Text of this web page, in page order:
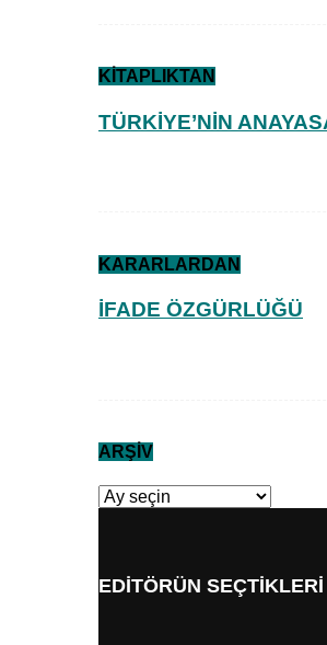
KİTAPLIKTAN
TÜRKİYE’NİN
KARARLARDAN
İFADE ÖZGÜRLÜĞÜ
ARŞİV
ARŞİV
EDİTÖRÜN SEÇTİKLERİ